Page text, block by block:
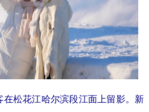
松花江哈尔滨段江面上留影。新